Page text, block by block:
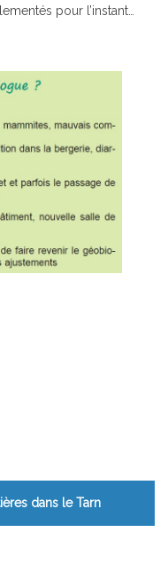
pour l’instant…
dans le Tarn